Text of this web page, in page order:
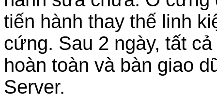
tiến hành thay thế linh
cứng. Sau 2 ngày, tất
hoàn toàn và bàn giao
Server.